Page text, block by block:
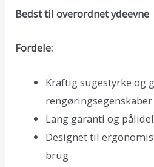
Bedst til overordnet ydeevne
Fordele:
Kraftig sugestyrke og
rengøringsegenskaber
Lang garanti og
Designet til
brug